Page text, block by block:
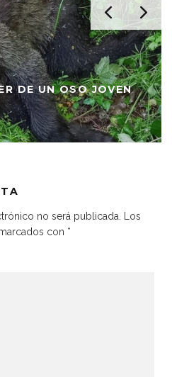
DE UN OSO JOVEN
no será publicada. Los
con *